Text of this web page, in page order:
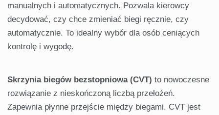
manualnych i automatycznych. Pozwala kierowcy
decydować, czy chce zmieniać biegi ręcznie, czy
automatycznie. To idealny wybór dla osób ceniących
kontrolę i wygodę.
Skrzynia biegów bezstopniowa (CVT) to nowoczesne
rozwiązanie z nieskończoną liczbą przełożeń.
Zapewnia płynne przejście między biegami. CVT jest